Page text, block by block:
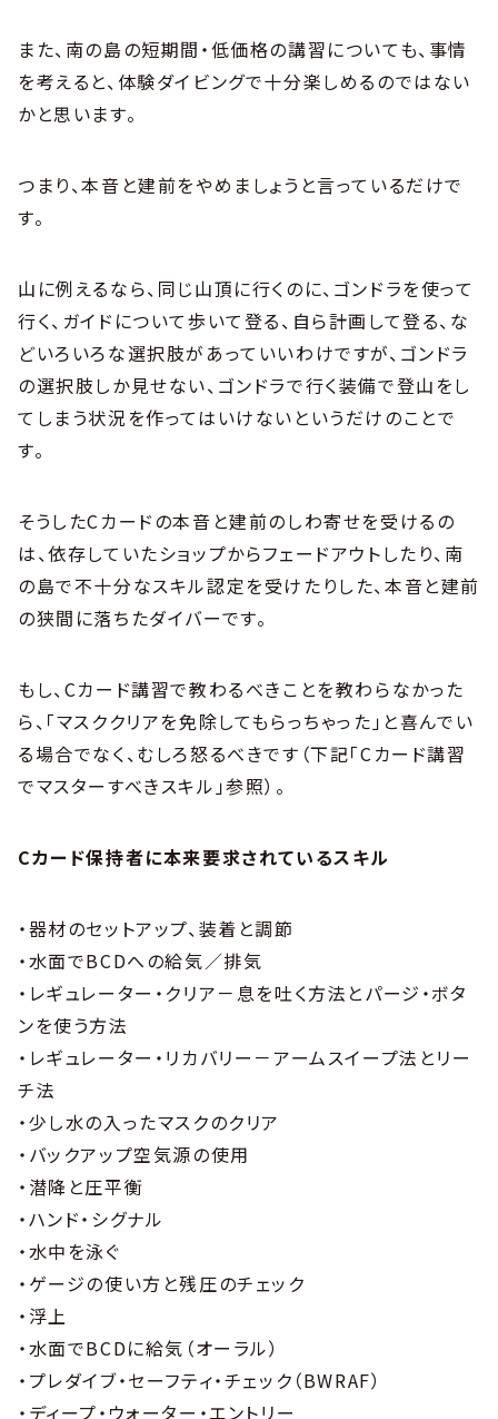
また、南の島の短期間・低価格の講習についても、事情
を考えると、体験ダイビングで十分楽しめるのではない
かと思います。
つまり、本音と建前をやめましょうと言っているだけで
す。
山に例えるなら、同じ山頂に行くのに、ゴンドラを使って
行く、ガイドについて歩いて登る、自ら計画して登る、な
どいろいろな選択肢があっていいわけですが、ゴンドラ
の選択肢しか見せない、ゴンドラで行く装備で登山をし
てしまう状況を作ってはいけないというだけのことで
す。
そうしたCカードの本音と建前のしわ寄せを受けるの
は、依存していたショップからフェードアウトしたり、南
の島で不十分なスキル認定を受けたりした、本音と建前
の狭間に落ちたダイバーです。
もし、Cカード講習で教わるべきことを教わらなかった
ら、「マスククリアを免除してもらっちゃった」と喜んでい
る場合でなく、むしろ怒るべきです（下記「Cカード講習
でマスターすべきスキル」参照）。
Cカード保持者に本来要求されているスキル
・器材のセットアップ、装着と調節
・水面でBCDへの給気／排気
・レギュレーター・クリア－息を吐く方法とパージ・ボタ
ンを使う方法
・レギュレーター・リカバリー－アームスイープ法とリー
チ法
・少し水の入ったマスクのクリア
・バックアップ空気源の使用
・潜降と圧平衡
・ハンド・シグナル
・水中を泳ぐ
・ゲージの使い方と残圧のチェック
・浮上
・水面でBCDに給気（オーラル）
・プレダイブ・セーフティ・チェック（BWRAF）
・ディープ・ウォーター・エントリー